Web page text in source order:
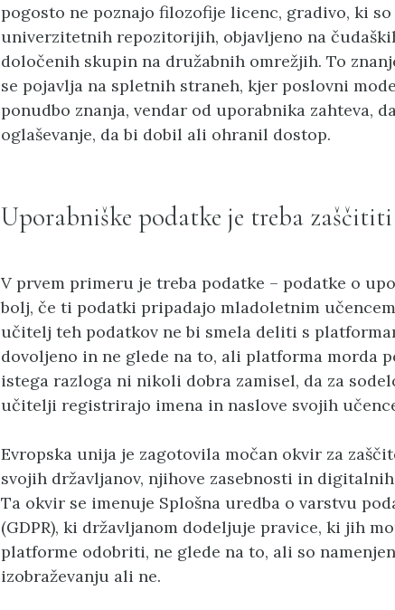
pogosto ne poznajo filozofije licenc, gradivo, ki
univerzitetnih repozitorijih, objavljeno na
določenih skupin na družabnih omrežjih. To
se pojavlja na spletnih straneh, kjer poslovni
ponudbo znanja, vendar od uporabnika zahteva,
oglaševanje, da bi dobil ali ohranil dostop.
Uporabniške podatke je treba zaščititi
V prvem primeru je treba podatke – podatke o
bolj, če ti podatki pripadajo mladoletnim
učitelj teh podatkov ne bi smela deliti s
dovoljeno in ne glede na to, ali platforma morda
istega razloga ni nikoli dobra zamisel, da za
učitelji registrirajo imena in naslove svojih
Evropska unija je zagotovila močan okvir za
svojih državljanov, njihove zasebnosti in
Ta okvir se imenuje Splošna uredba o varstvu
(GDPR), ki državljanom dodeljuje pravice, ki jih
platforme odobriti, ne glede na to, ali so
izobraževanju ali ne.